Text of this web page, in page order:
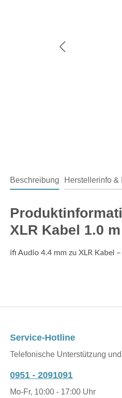
Beschreibung Herstellerinfo &
XLR Kabel 1.0
ifi Audio 4.4 mm zu XLR Kabel
Service-Hotline
Telefonische Unterstützung
0951 - 2091091
Mo-Fr, 10:00 - 17:00 Uhr